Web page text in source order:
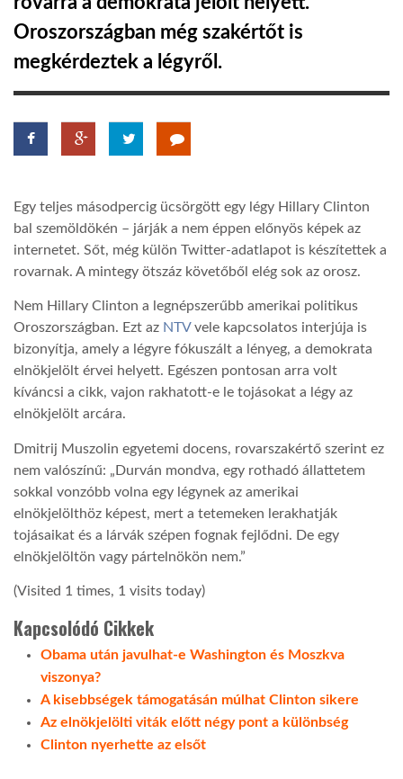
HÍR3D
GLOBOTV
AFRIKA TUDÁSTÁR
A NAP SZÉPE
LINKTR.EE
GLOBOZSARU
DOBRAVERO.HU
GLOBOBOOK
Oroszországban még szakértőt is
megkérdeztek a légyről.
Egy teljes másodpercig ücsörgött egy légy Hillary Clinton
bal szemöldökén – járják a nem éppen előnyös képek az
internetet. Sőt, még külön Twitter-adatlapot is készítettek a
rovarnak. A mintegy ötszáz követőből elég sok az orosz.
Nem Hillary Clinton a legnépszerűbb amerikai politikus
Oroszországban. Ezt az NTVvele kapcsolatos interjúja is
bizonyítja, amely a légyre fókuszált a lényeg, a demokrata
elnökjelölt érvei helyett. Egészen pontosan arra volt
kíváncsi a cikk, vajon rakhatott-e le tojásokat a légy az
elnökjelölt arcára.
Dmitrij Muszolin egyetemi docens, rovarszakértő szerint ez
nem valószínű: „Durván mondva, egy rothadó állattetem
sokkal vonzóbb volna egy légynek az amerikai
elnökjelölthöz képest, mert a tetemeken lerakhatják
tojásaikat és a lárvák szépen fognak fejlődni. De egy
elnökjelöltön vagy pártelnökön nem.”
(Visited 1 times, 1 visits today)
Kapcsolódó Cikkek
Obama után javulhat-e Washington és Moszkva
viszonya?
A kisebbségek támogatásán múlhat Clinton sikere
Az elnökjelölti viták előtt négy pont a különbség
Clinton nyerhette az elsőt